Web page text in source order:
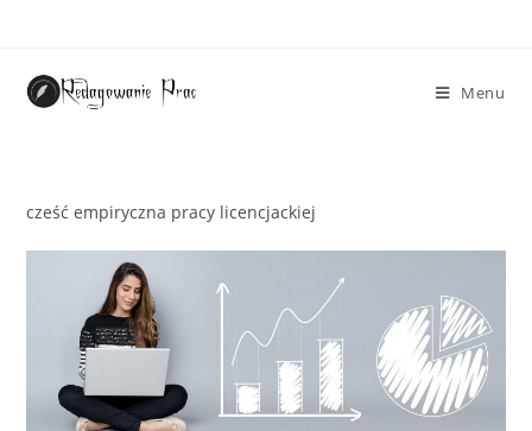
Menu
cześć empiryczna pracy licencjackiej